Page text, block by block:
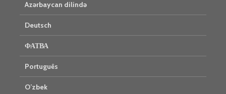
Azərbaycan dilində
Deutsch
ФАТВА
Português
O’zbek